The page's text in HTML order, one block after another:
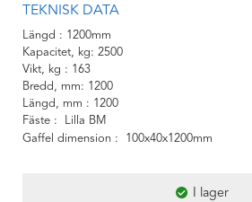
TEKNISK DATA
Längd
1200mm
Kapacitet, kg
2500
Vikt, kg
163
Bredd, mm
1200
Längd, mm
1200
Fäste
Lilla BM
Gaffel dimension
100x40x1200mm
I lager